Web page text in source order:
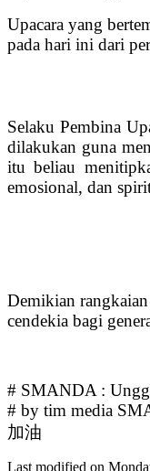
Upacara yang
pada hari ini dari
Selaku Pembina
dilakukan guna
itu beliau
emosional, dan
Demikian
cendekia bagi
# SMANDA :
# by tim media
加油
Last modified on